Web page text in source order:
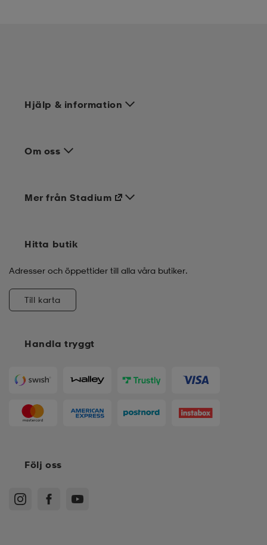
Hjälp & information
Om oss
Handla tryggt
Mer från Stadium
Hitta butik
Adresser och öppettider till alla våra butiker.
Till karta
Följ oss